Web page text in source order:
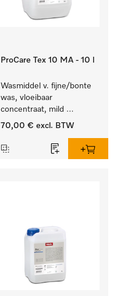
ProCare Tex 10 MA - 10 l
Wasmiddel v. fijne/bonte
was, vloeibaar
concentraat, mild
alkalisch, 10 l voor het
en gevoelig textiel.
70,00 € excl. BTW